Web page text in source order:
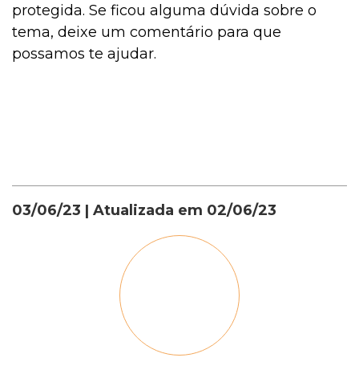
protegida. Se ficou alguma dúvida sobre o
tema, deixe um comentário para que
possamos te ajudar.
03/06/23 | Atualizada em 02/06/23